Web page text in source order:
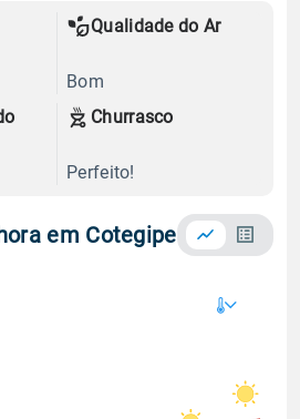
Qualidade do Ar
Bom
Churrasco
Perfeito!
em Cotegipe